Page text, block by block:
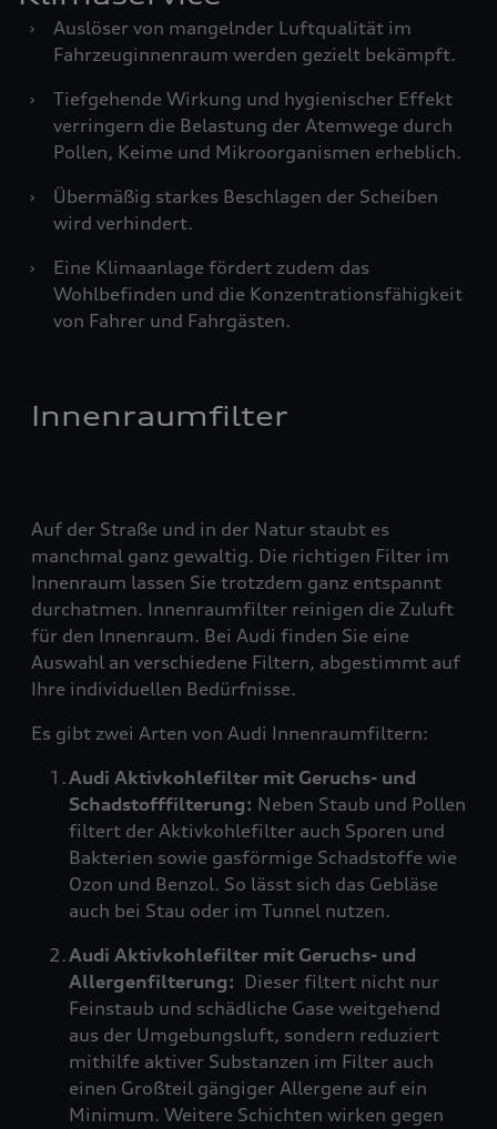
›
Auslöser von mangelnder Luftqualität im
Fahrzeuginnenraum werden gezielt bekämpft.
›
Tiefgehende Wirkung und hygienischer Effekt
verringern die Belastung der Atemwege durch
Pollen, Keime und Mikroorganismen erheblich.
›
Übermäßig starkes Beschlagen der Scheiben
wird verhindert.
›
Eine Klimaanlage fördert zudem das
Wohlbefinden und die Konzentrationsfähigkeit
von Fahrer und Fahrgästen.
Innenraumfilter
Auf der Straße und in der Natur staubt es
manchmal ganz gewaltig. Die richtigen Filter im
Innenraum lassen Sie trotzdem ganz entspannt
durchatmen. Innenraumfilter reinigen die Zuluft
für den Innenraum. Bei Audi finden Sie eine
Auswahl an verschiedene Filtern, abgestimmt auf
Ihre individuellen Bedürfnisse.
Es gibt zwei Arten von Audi Innenraumfiltern:
Audi Aktivkohlefilter mit Geruchs- und
Schadstofffilterung: Neben Staub und Pollen
filtert der Aktivkohlefilter auch Sporen und
Bakterien sowie gasförmige Schadstoffe wie
Ozon und Benzol. So lässt sich das Gebläse
auch bei Stau oder im Tunnel nutzen.
Audi Aktivkohlefilter mit Geruchs- und
Allergenfilterung: Dieser filtert nicht nur
Feinstaub und schädliche Gase weitgehend
aus der Umgebungsluft, sondern reduziert
mithilfe aktiver Substanzen im Filter auch
einen Großteil gängiger Allergene auf ein
Minimum. Weitere Schichten wirken gegen